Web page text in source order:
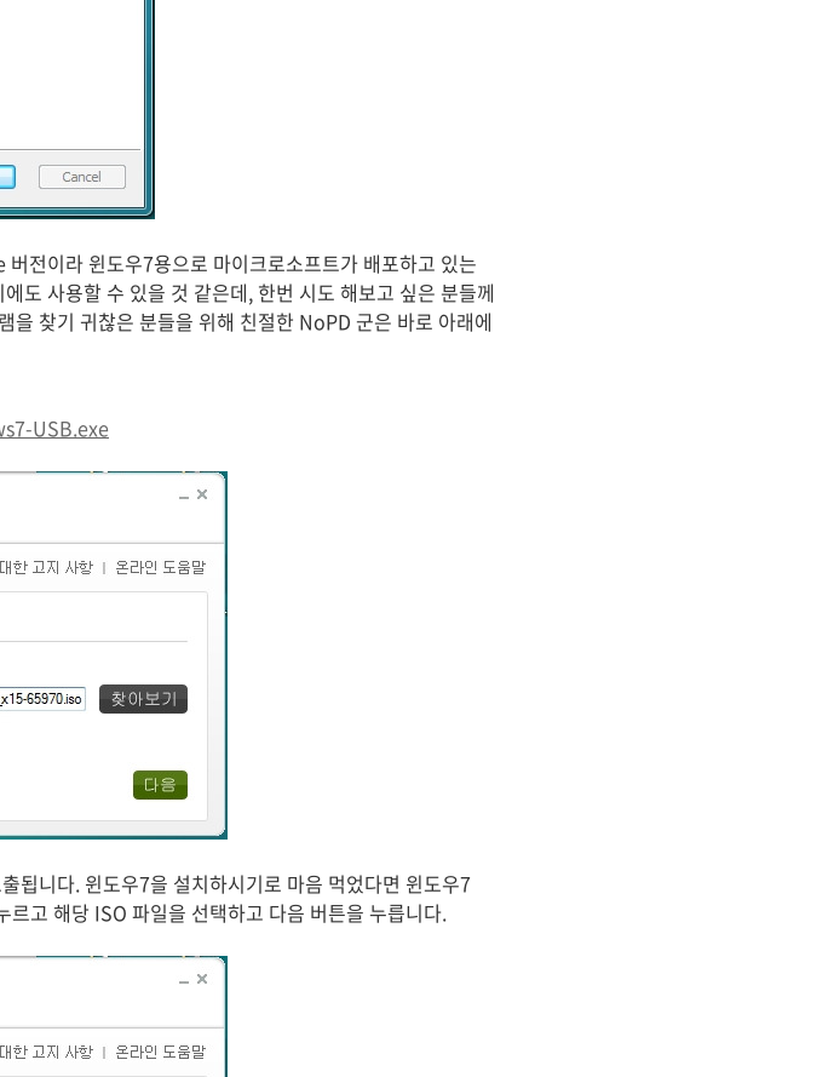
전이라 윈도우7용으로 마이크로소프트가 배포하고 있는
도 사용할 수 있을 것 같은데, 한번 시도 해보고 싶은 분들께
을 찾기 귀찮은 분들을 위해 친절한 NoPD 군은 바로 아래에
USB.exe
됩니다. 윈도우7을 설치하시기로 마음 먹었다면 윈도우7
고 해당 ISO 파일을 선택하고 다음 버튼을 누릅니다.